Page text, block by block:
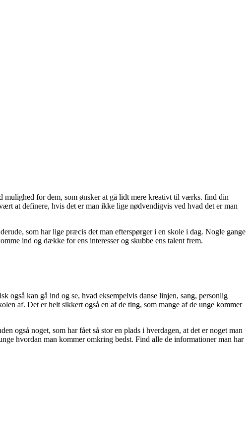
mulighed for dem, som ønsker at gå lidt mere kreativt til værks. find din
at definere, hvis det er man ikke lige nødvendigvis ved hvad det er man
som har lige præcis det man efterspørger i en skole i dag. Nogle gange
ind og dække for ens interesser og skubbe ens talent frem.
også kan gå ind og se, hvad eksempelvis danse linjen, sang, personlig
af. Det er helt sikkert også en af de ting, som mange af de unge kommer
også noget, som har fået så stor en plads i hverdagen, at det er noget man
hvordan man kommer omkring bedst. Find alle de informationer man har